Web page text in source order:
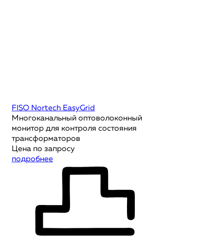
FISO Nortech EasyGrid
Многоканальный оптоволоконный
монитор для контроля состояния
трансформаторов
Цена по запросу
подробнее